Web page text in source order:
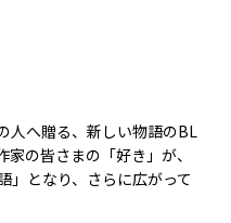
人へ贈る、新しい物語のBL
の皆さまの「好き」が、
」となり、さらに広がって